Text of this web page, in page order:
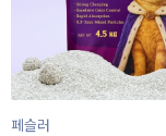
페슬러